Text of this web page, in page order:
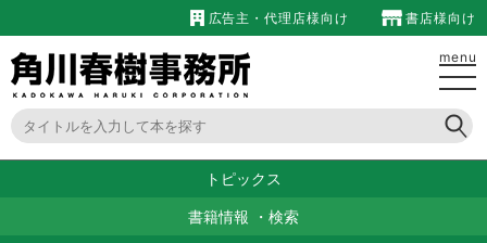
広告主・代理店様向け 書店様向け
menu
トピックス
書籍情報 ・ 検索